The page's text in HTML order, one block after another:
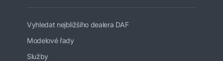
Vyhledat nejbližšího dealera DAF
Modelové řady
Služby